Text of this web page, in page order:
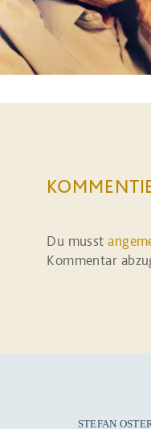
Du musst
Kommentar
STEFAN